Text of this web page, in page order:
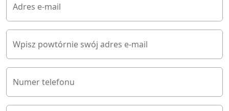
Adres e-mail
Wpisz powtórnie swój adres e-mail
Numer telefonu